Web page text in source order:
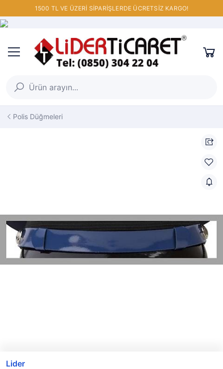
1500 TL VE ÜZERİ SİPARİŞLERDE ÜCRETSİZ KARGO!
Polis Düğmeleri
Lider